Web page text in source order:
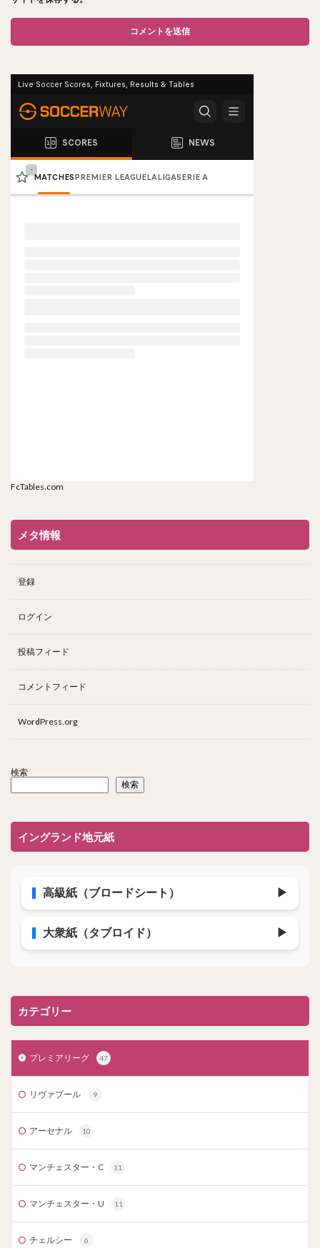
FcTables.com
メタ情報
登録
ログイン
投稿フィード
コメントフィード
WordPress.org
検索
検索
イングランド地元紙
高級紙（ブロードシート） ▶
大衆紙（タブロイド） ▶
カテゴリー
プレミアリーグ 47
リヴァプール 9
アーセナル 10
マンチェスター・C 11
マンチェスター・U 11
チェルシー 6